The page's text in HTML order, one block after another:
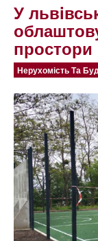
У
простори
Нерухомість Та